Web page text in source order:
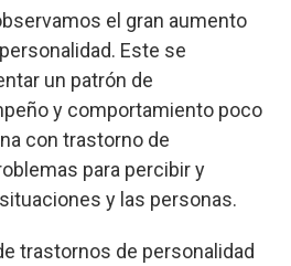
el gran aumento
Este se
un patrón de
y comportamiento poco
con trastorno de
para percibir y
y las personas.
trastornos de personalidad